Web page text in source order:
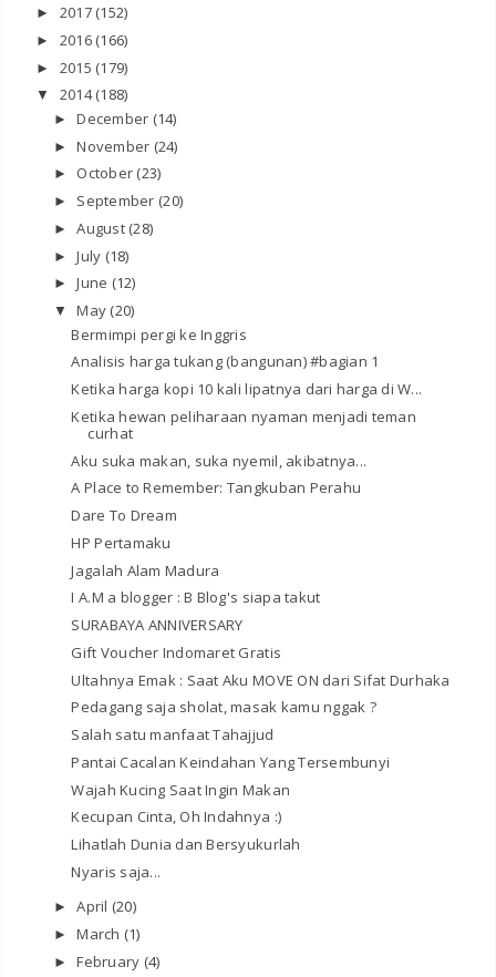
► 2017 (152)
► 2016 (166)
► 2015 (179)
▼ 2014(188)
►December (14)
►November (24)
► October (23)
► September (20)
►August (28)
►July (18)
►June (12)
▼May (20)
Bermimpi pergi ke Inggris
Analisis harga tukang (bangunan) #bagian 1
Ketika harga kopi 10 kali lipatnya dari harga di W...
Ketika hewan peliharaan nyaman menjadi teman
curhat
Aku suka makan, suka nyemil, akibatnya...
A Place to Remember: Tangkuban Perahu
Dare To Dream
HP Pertamaku
Jagalah Alam Madura
I A.M a blogger : B Blog's siapa takut
SURABAYA ANNIVERSARY
Gift Voucher Indomaret Gratis
Ultahnya Emak : Saat Aku MOVE ON dari Sifat Durhaka
Pedagang saja sholat, masak kamu nggak ?
Salah satu manfaat Tahajjud
Pantai Cacalan Keindahan Yang Tersembunyi
Wajah Kucing Saat Ingin Makan
Kecupan Cinta, Oh Indahnya :)
Lihatlah Dunia dan Bersyukurlah
Nyaris saja...
►April (20)
►March (1)
►February (4)